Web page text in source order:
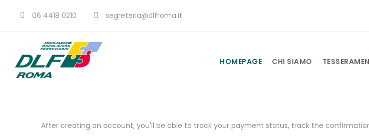
06 4418 0210 segreteria@dlfroma.it
HOMEPAGE CHI SIAMO
After creating an account, you'll be able to track your payment status, track the